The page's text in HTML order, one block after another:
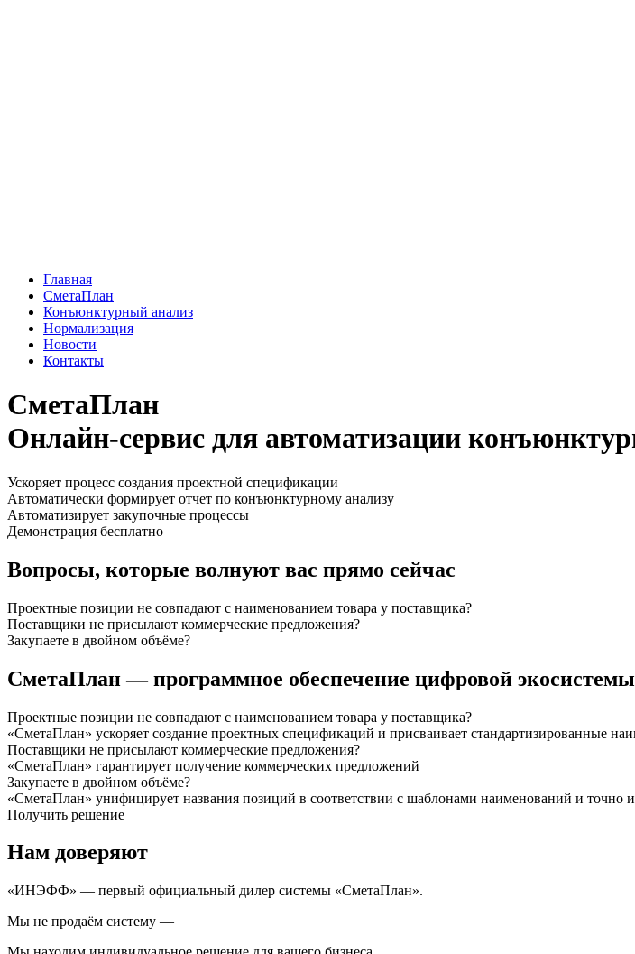
Главная
СметаПлан
Конъюнктурный анализ
Нормализация
Новости
Контакты
СметаПлан
Онлайн-сервис для автоматизации
Ускоряет процесс создания проектной спецификации
Автоматически формирует отчет по конъюнктурному анализу
Автоматизирует закупочные процессы
Демонстрация бесплатно
Вопросы, которые волнуют вас прямо сейчас
Проектные позиции не совпадают с наименованием товара у поставщика?
Поставщики не присылают коммерческие предложения?
Закупаете в двойном объёме?
СметаПлан — программное обеспечение цифровой
Проектные позиции не совпадают с наименованием товара у поставщика?
«СметаПлан» ускоряет создание проектных спецификаций и присваивает стандартизированные
Поставщики не присылают коммерческие предложения?
«СметаПлан» гарантирует получение коммерческих предложений
Закупаете в двойном объёме?
«СметаПлан» унифицирует названия позиций в соответствии с шаблонами наименований и точно
Получить решение
Нам доверяют
«ИНЭФФ» — первый официальный дилер системы «СметаПлан».
Мы не продаём систему —